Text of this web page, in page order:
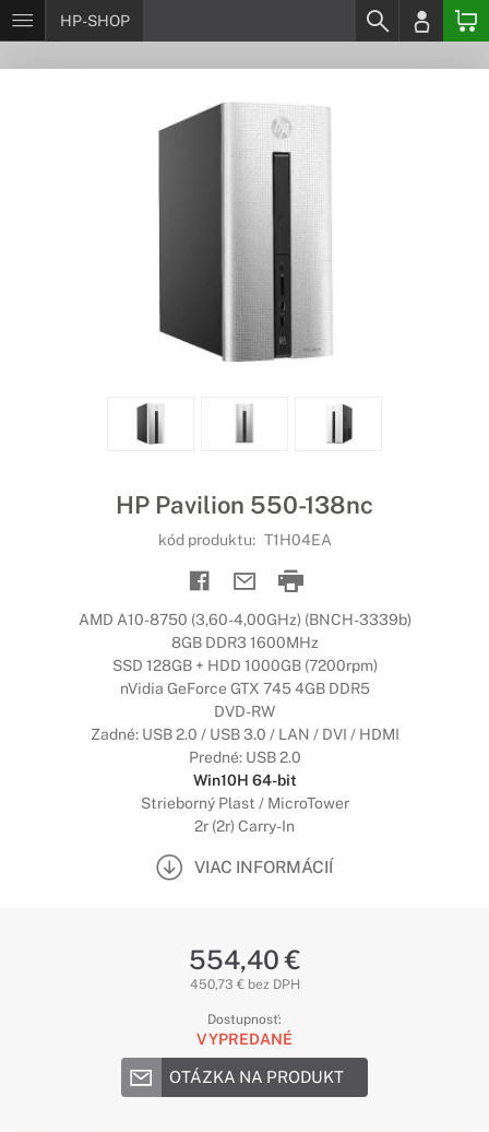
HP-SHOP
HP Pavilion 550-138nc
kód produktu: T1H04EA
AMD A10-8750 (3,60-4,00GHz) (BNCH-3339b)
8GB DDR3 1600MHz
SSD 128GB + HDD 1000GB (7200rpm)
nVidia GeForce GTX 745 4GB DDR5
DVD-RW
Zadné: USB 2.0 / USB 3.0 / LAN / DVI / HDMI
Predné: USB 2.0
Win10H 64-bit
Strieborný Plast / MicroTower
2r (2r) Carry-In
VIAC INFORMÁCIÍ
554,40 €
450,73 € bez DPH
Dostupnosť:
VYPREDANÉ
OTÁZKA NA PRODUKT